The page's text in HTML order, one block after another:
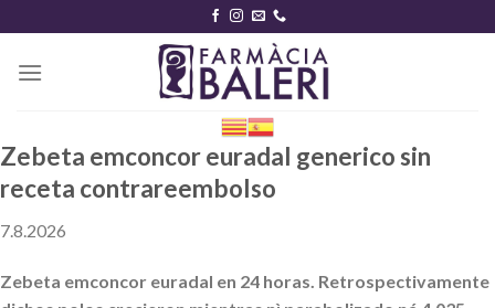
content
Zebeta emconcor euradal generico sin
receta contrareembolso
7.8.2026
Zebeta emconcor euradal en 24 horas. Retrospectivamente